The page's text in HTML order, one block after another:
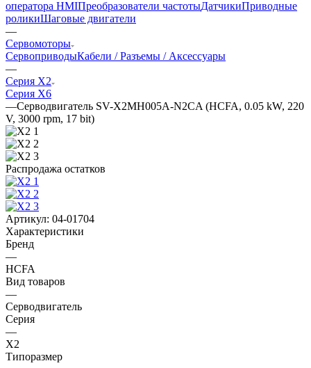
оператора HMIПреобразователи частотыДатчикиПриводные
роликиШаговые двигатели
—
Сервомоторы
СервоприводыКабели / Разъемы / Аксессуары
—
Серия X2
Серия X6
—Серводвигатель SV-X2MH005A-N2CA (HCFA, 0.05 kW, 220
V, 3000 rpm, 17 bit)
Распродажа остатков
Артикул: 04-01704
Характеристики
Бренд
—
HCFA
Вид товаров
—
Серводвигатель
Серия
—
X2
Типоразмер